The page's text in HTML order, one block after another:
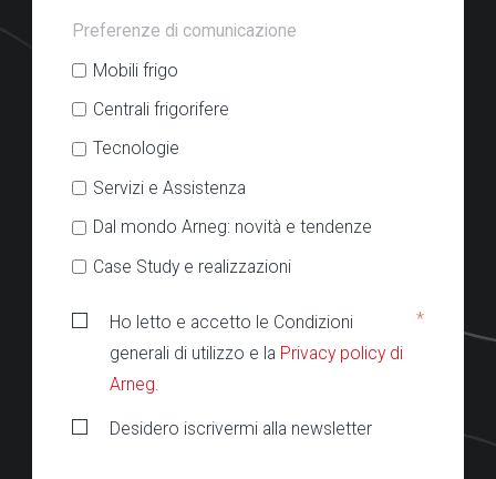
Preferenze di comunicazione
Mobili frigo
Centrali frigorifere
Tecnologie
Servizi e Assistenza
Dal mondo Arneg: novità e tendenze
Case Study e realizzazioni
Ho letto e accetto le Condizioni
generali di utilizzo e la Privacy policy di
Arneg
*
Desidero iscrivermi alla newsletter